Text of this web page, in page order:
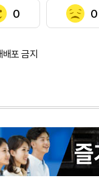
0 0
포 금지